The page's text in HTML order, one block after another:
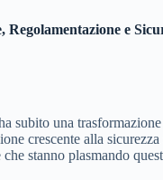
e
subito una
crescente alla
stanno plasmando